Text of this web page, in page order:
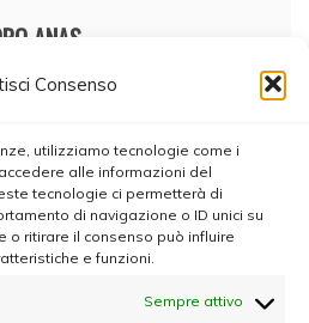
Consenso
utilizziamo tecnologie come i
alle informazioni del
tecnologie ci permetterà di
di navigazione o ID unici su
o ritirare il consenso può influire
e funzioni.
Sempre attivo
ANAS